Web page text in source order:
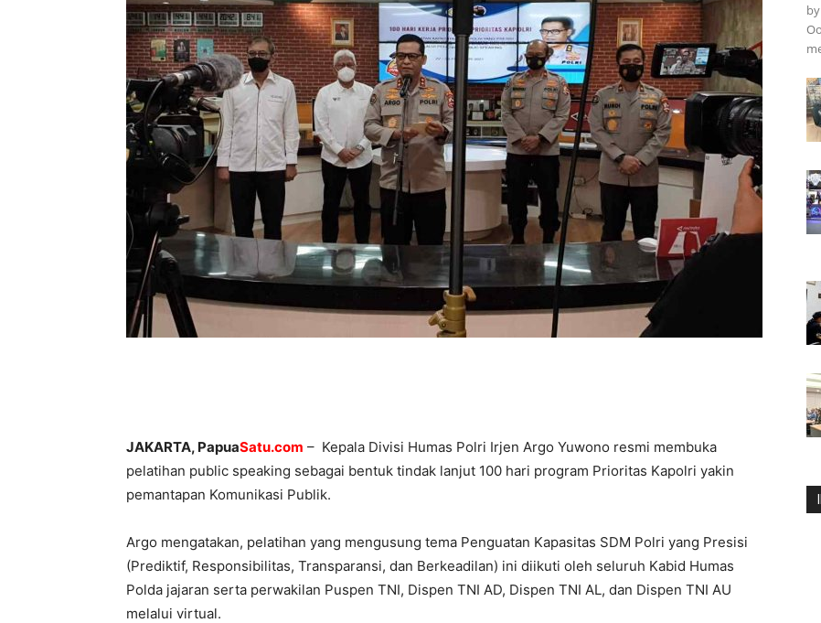
JAKARTA, PapuaSatu.com – Kepala Divisi Humas Polri Irjen Argo Yuwono resmi membuka
pelatihan public speaking sebagai bentuk tindak lanjut 100 hari program Prioritas Kapolri yakin
pemantapan Komunikasi Publik.
Argo mengatakan, pelatihan yang mengusung tema Penguatan Kapasitas SDM Polri yang Presisi
(Prediktif, Responsibilitas, Transparansi, dan Berkeadilan) ini diikuti oleh seluruh Kabid Humas
Polda jajaran serta perwakilan Puspen TNI, Dispen TNI AD, Dispen TNI AL, dan Dispen TNI AU
melalui virtual.